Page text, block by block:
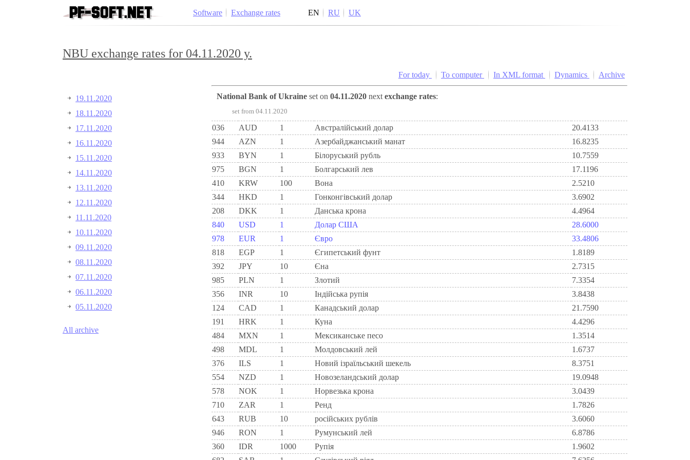
Software Exchange rates EN RU UK
NBU exchange rates for 04.11.2020 y.
19.11.2020
18.11.2020
17.11.2020
16.11.2020
15.11.2020
14.11.2020
13.11.2020
12.11.2020
11.11.2020
10.11.2020
09.11.2020
08.11.2020
07.11.2020
06.11.2020
05.11.2020
All archive
For today To computer In XML format Dynamics Archive
National Bank of Ukraine set on 04.11.2020 next exchange rates:
set from 04.11.2020
036 AUD 1 Австралійський долар
20.4133
944
AZN 1 Азербайджанський манат
16.8235
933
BYN 1 Бiлоруський рубль
10.7559
975
BGN 1 Болгарський лев
17.1196
410
KRW 100 Вона
2.5210
344
HKD 1 Гонконгівський долар
3.6902
208
DKK 1 Данська крона
4.4964
840
USD 1 Долар США
28.6000
978
EUR 1 Євро
33.4806
818
EGP 1 Єгипетський фунт
1.8189
392
JPY 10 Єна
2.7315
985
PLN 1 Злотий
7.3354
356
INR 10 Індійська рупія
3.8438
124
CAD 1 Канадський долар
21.7590
191
HRK 1 Куна
4.4296
484
MXN 1 Мексиканське песо
1.3514
498
MDL 1 Молдовський лей
1.6737
376
ILS 1 Новий ізраїльський шекель
8.3751
554
NZD 1 Новозеландський долар
19.0948
578
NOK 1 Норвезька крона
3.0439
710
ZAR 1 Ренд
1.7826
643
RUB 10 російських рублів
3.6060
946
RON 1 Румунський лей
6.8786
360
IDR 1000 Рупія
1.9602